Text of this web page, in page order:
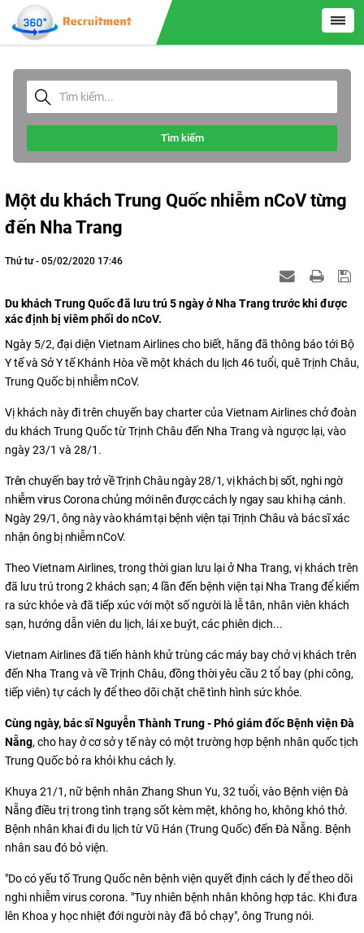
Tìm kiếm
Một du khách Trung Quốc nhiễm nCoV từng
đến Nha Trang
Thứ tư - 05/02/2020 17:46
Du khách Trung Quốc đã lưu trú 5 ngày ở Nha Trang trước khi được
xác định bị viêm phổi do nCoV.
Ngày 5/2, đại diện Vietnam Airlines cho biết, hãng đã thông báo tới Bộ
Y tế và Sở Y tế Khánh Hòa về một khách du lịch 46 tuổi, quê Trịnh Châu,
Trung Quốc bị nhiễm nCoV.
Vị khách này đi trên chuyến bay charter của Vietnam Airlines chở đoàn
du khách Trung Quốc từ Trịnh Châu đến Nha Trang và ngược lại, vào
ngày 23/1 và 28/1.
Trên chuyến bay trở về Trịnh Châu ngày 28/1, vị khách bị sốt, nghi ngờ
nhiễm virus Corona chủng mới nên được cách ly ngay sau khi hạ cánh.
Ngày 29/1, ông này vào khám tại bệnh viện tại Trịnh Châu và bác sĩ xác
nhận ông bị nhiễm nCoV.
Theo Vietnam Airlines, trong thời gian lưu lại ở Nha Trang, vị khách trên
đã lưu trú trong 2 khách sạn; 4 lần đến bệnh viện tại Nha Trang để kiểm
ra sức khỏe và đã tiếp xúc với một số người là lễ tân, nhân viên khách
sạn, hướng dẫn viên du lịch, lái xe buýt, các phiên dịch...
Vietnam Airlines đã tiến hành khử trùng các máy bay chở vị khách trên
đến Nha Trang và về Trịnh Châu, đồng thời yêu cầu 2 tổ bay (phi công,
tiếp viên) tự cách ly để theo dõi chặt chẽ tình hình sức khỏe.
Cùng ngày, bác sĩ Nguyễn Thành Trung - Phó giám đốc Bệnh viện Đà
Nẵng, cho hay ở cơ sở y tế này có một trường hợp bệnh nhân quốc tịch
Trung Quốc bỏ ra khỏi khu cách ly.
Khuya 21/1, nữ bệnh nhân Zhang Shun Yu, 32 tuổi, vào Bệnh viện Đà
Nẵng điều trị trong tình trạng sốt kèm mệt, không ho, không khó thở.
Bệnh nhân khai đi du lịch từ Vũ Hán (Trung Quốc) đến Đà Nẵng. Bệnh
nhân sau đó bỏ viện.
"Do có yếu tố Trung Quốc nên bệnh viện quyết định cách ly để theo dõi
nghi nhiễm virus corona. "Tuy nhiên bệnh nhân không hợp tác. Khi đưa
lên Khoa y học nhiệt đới người này đã bỏ chạy", ông Trung nói.